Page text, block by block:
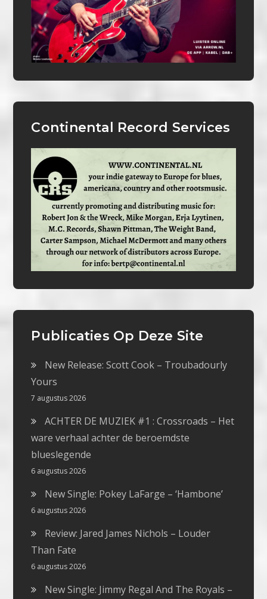
Continental Record Services
Publicaties Op Deze Site
New Release: Scott Cook – Troubadourly
Yours
7 augustus 2026
ACHTER DE MUZIEK #1 : Crossroads – Het
ware verhaal achter de beroemdste
blueslegende
6 augustus 2026
New Single: Pokey LaFarge – ‘Hambone’
6 augustus 2026
Review: Jared James Nichols – Louder
Than Fate
6 augustus 2026
New Single: Jimmy Regal And The Royals –